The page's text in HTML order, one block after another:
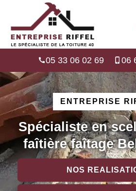
05 33 06 02 69 06
ENTREPRISE
Spécialiste en
faîtière faîtage
NOS